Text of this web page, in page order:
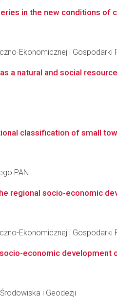
in the new conditions of
Ekonomicznej i Gospodarki
a natural and social
classification of small
PAN
regional socio-economic
Ekonomicznej i Gospodarki
economic development
i Geodezji